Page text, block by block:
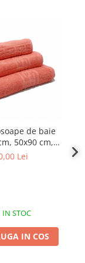
de baie
50x90 cm,
bumbac, corai
Lei
IN STOC
IN COS